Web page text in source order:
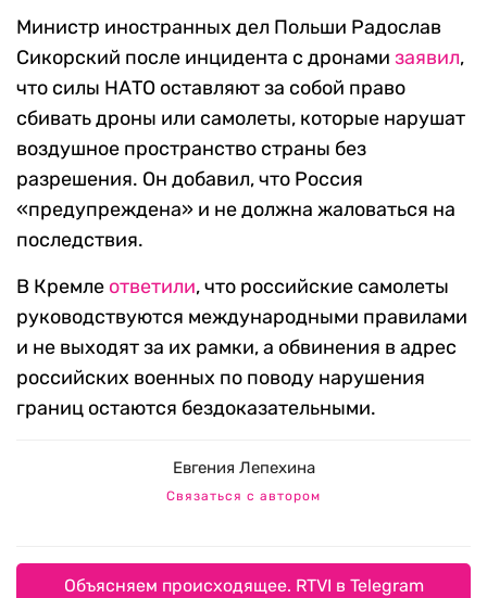
Министр иностранных дел Польши Радослав
Сикорский после инцидента с дронами заявил,
что силы НАТО оставляют за собой право
сбивать дроны или самолеты, которые нарушат
воздушное пространство страны без
разрешения. Он добавил, что Россия
«предупреждена» и не должна жаловаться на
последствия.
В Кремле ответили, что российские самолеты
руководствуются международными правилами
и не выходят за их рамки, а обвинения в адрес
российских военных по поводу нарушения
границ остаются бездоказательными.
Евгения Лепехина
Связаться с автором
Объясняем происходящее. RTVI в Telegram